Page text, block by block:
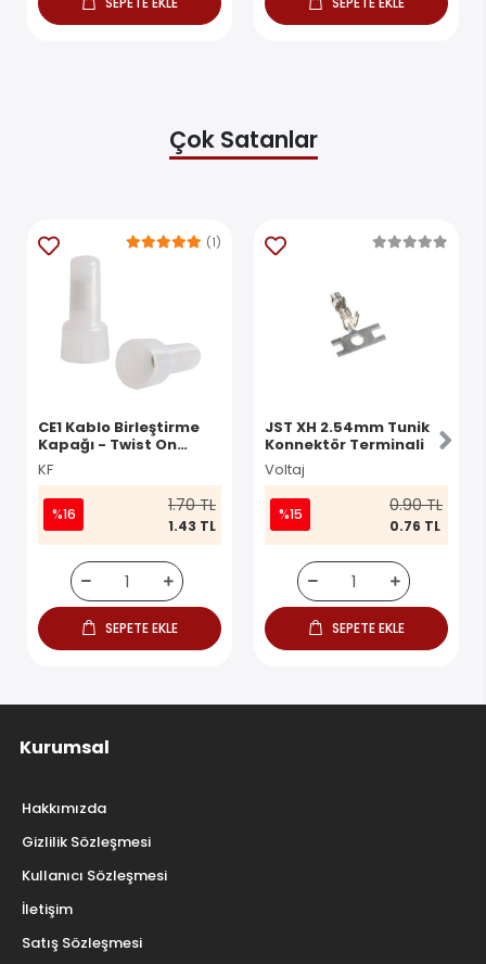
Çok Satanlar
CE1 Kablo Birleştirme
Kapağı - Twist On
Konnektör
KF
(1)
%16 1.70 TL
1.43 TL
SEPETE EKLE
JST XH 2.54mm Tunik
Konnektör Terminali
Voltaj
%15 0.90 TL
0.76 TL
SEPETE EKLE
Kurumsal
Hakkımızda
Gizlilik Sözleşmesi
Kullanıcı Sözleşmesi
İletişim
Satış Sözleşmesi